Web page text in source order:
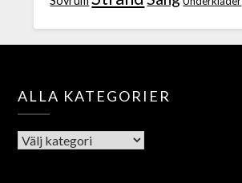
ALLA KATEGORIER